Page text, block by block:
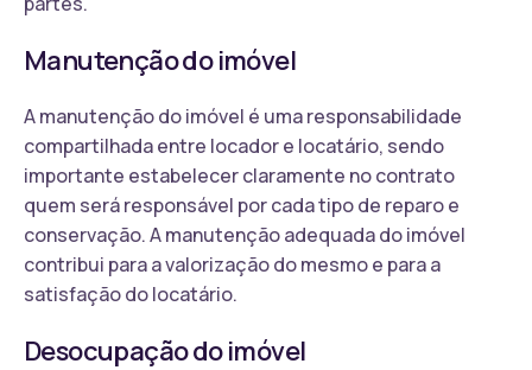
Manutenção do imóvel
A manutenção do imóvel é uma responsabilidade
compartilhada entre locador e locatário, sendo
importante estabelecer claramente no contrato
quem será responsável por cada tipo de reparo e
conservação. A manutenção adequada do imóvel
contribui para a valorização do mesmo e para a
satisfação do locatário.
Desocupação do imóvel